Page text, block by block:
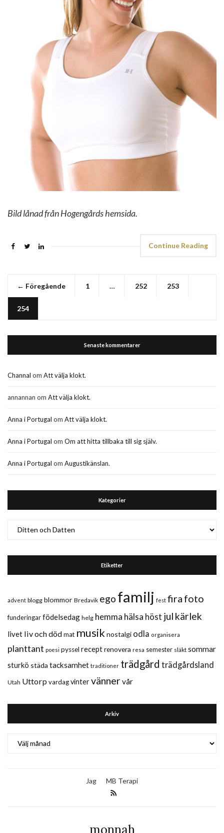
Bild lånad från Hogengårds hemsida.
Continue Reading
← Föregående 1 … 252 253
254
Senaste kommentarer
Channal om Att välja klokt.
annannan om Att välja klokt.
Anna i Portugal om Att välja klokt.
Anna i Portugal om Om att hitta tillbaka till sig själv.
Anna i Portugal om Augustikänslan.
Kategorier
Etiketter
advent blogg blommor Bredavik ego familj fest fira foto
funderingarfödelsedag helg hemma hälsa höst jul kärlek
livet liv och dödmat musik nostalgi odla organisera
planttant poesi pyssel receptrenovera resa semester släkt sommar
sturkö städa tacksamhet traditioner trädgård trädgårdsland
Utah Uttorp vardagvintervänner vår
Arkiv
Jag MB Terapi
monnah